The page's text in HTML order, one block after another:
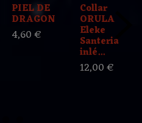
PIEL DE
DRAGON
4,60 €
Collar
ORULA
Eleke
Santeria
inlé...
12,00 €